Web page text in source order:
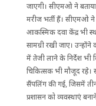
जाएगी। सीएमओ ने
मरीज भर्ती हैं। सीएमओ
आकस्मिक दवा केंद्र भी
सामग्री रखी जाए।
में तेजी लाने के निर्देश भी
चिकित्सक भी मौजूद रहे।
सैंपलिंग की गई, जिसमें
प्रशासन को व्यवस्थाएं